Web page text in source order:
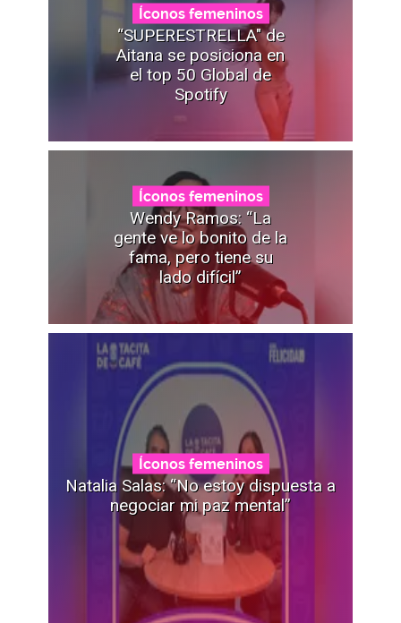
Íconos femeninos
“SUPERESTRELLA" de
Aitana se posiciona en
el top 50 Global de
Spotify
Íconos femeninos
Wendy Ramos: “La
gente ve lo bonito de la
fama, pero tiene su
lado difícil”
Íconos femeninos
Natalia Salas: “No estoy dispuesta a
negociar mi paz mental”